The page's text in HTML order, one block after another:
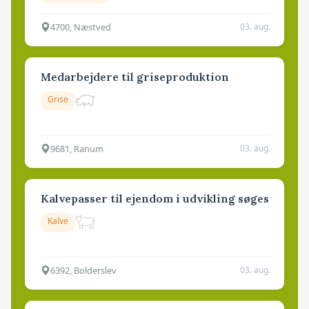
4700, Næstved 03. aug.
Medarbejdere til griseproduktion
Grise
9681, Ranum 03. aug.
Kalvepasser til ejendom i udvikling søges
Kalve
6392, Bolderslev 03. aug.